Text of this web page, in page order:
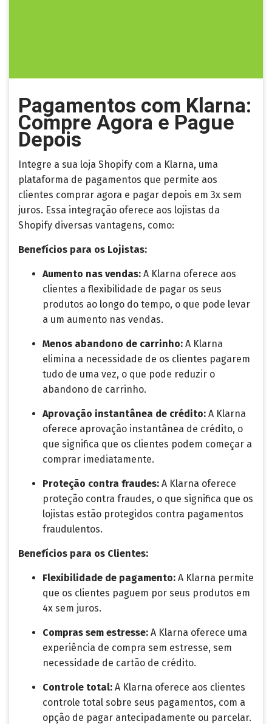
Pagamentos com Klarna:
Compre Agora e Pague
Depois
Integre a sua loja Shopify com a Klarna, uma
plataforma de pagamentos que permite aos
clientes comprar agora e pagar depois em 3x sem
juros. Essa integração oferece aos lojistas da
Shopify diversas vantagens, como:
Benefícios para os Lojistas:
Aumento nas vendas: A Klarna oferece aos
clientes a flexibilidade de pagar os seus
produtos ao longo do tempo, o que pode levar
a um aumento nas vendas.
Menos abandono de carrinho: A Klarna
elimina a necessidade de os clientes pagarem
tudo de uma vez, o que pode reduzir o
abandono de carrinho.
Aprovação instantânea de crédito: A Klarna
oferece aprovação instantânea de crédito, o
que significa que os clientes podem começar a
comprar imediatamente.
Proteção contra fraudes: A Klarna oferece
proteção contra fraudes, o que significa que os
lojistas estão protegidos contra pagamentos
fraudulentos.
Benefícios para os Clientes:
Flexibilidade de pagamento: A Klarna permite
que os clientes paguem por seus produtos em
4x sem juros.
Compras sem estresse: A Klarna oferece uma
experiência de compra sem estresse, sem
necessidade de cartão de crédito.
Controle total: A Klarna oferece aos clientes
controle total sobre seus pagamentos, com a
opção de pagar antecipadamente ou parcelar.